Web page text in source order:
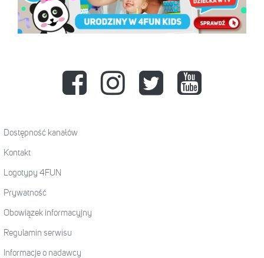
Dostępność kanałów
Kontakt
Logotypy 4FUN
Prywatność
Obowiązek informacyjny
Regulamin serwisu
Informacje o nadawcy